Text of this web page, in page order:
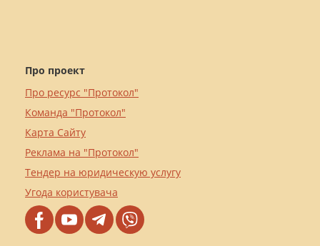
Про проект
Про ресурс "Протокол"
Команда "Протокол"
Карта Сайту
Реклама на "Протокол"
Тендер на юридическую услугу
Угода користувача